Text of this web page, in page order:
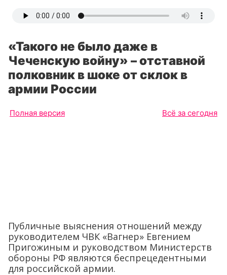
«Такого не было даже в
Чеченскую войну» – отставной
полковник в шоке от склок в
армии России
Полная версия Всё за сегодня
Публичные выяснения отношений между
руководителем ЧВК «Вагнер» Евгением
Пригожиным и руководством Министерств
обороны РФ являются беспрецедентными
для российской армии.